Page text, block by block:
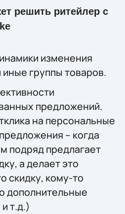
решить ритейлер c
изменения
иные группы товаров.
предложений.
на персональные
– когда
подряд предлагает
а делает это
скидку, кому-то
дополнительные
т.д.)